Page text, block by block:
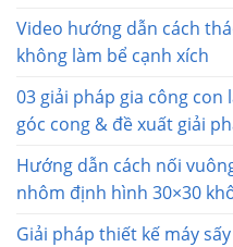
Video hướng dẫn cách
không làm bể cạnh xích
03 giải pháp gia công
góc cong & đề xuất giải
Hướng dẫn cách nối
nhôm định hình 30×30
Giải pháp thiết kế máy